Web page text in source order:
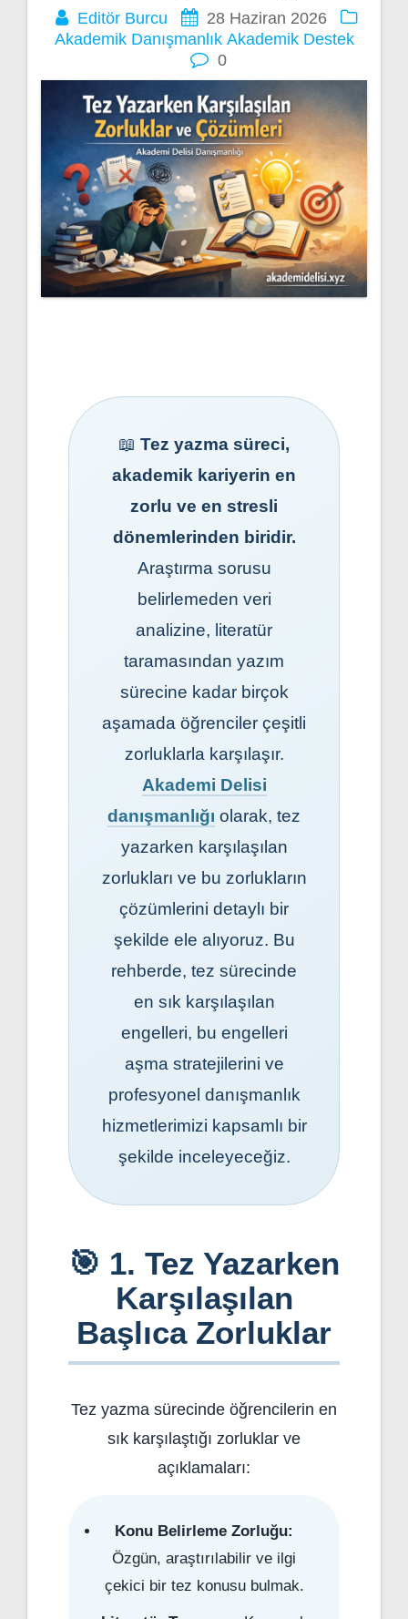
Editör Burcu
28 Haziran 2026
Akademik Danışmanlık Akademik Destek
0
📖 Tez yazma süreci,
akademik kariyerin en
zorlu ve en stresli
dönemlerinden biridir.
Araştırma sorusu
belirlemeden veri
analizine, literatür
taramasından yazım
sürecine kadar birçok
aşamada öğrenciler çeşitli
zorluklarla karşılaşır.
Akademi Delisi
danışmanlığı olarak, tez
yazarken karşılaşılan
zorlukları ve bu zorlukların
çözümlerini detaylı bir
şekilde ele alıyoruz. Bu
rehberde, tez sürecinde
en sık karşılaşılan
engelleri, bu engelleri
aşma stratejilerini ve
profesyonel danışmanlık
hizmetlerimizi kapsamlı bir
şekilde inceleyeceğiz.
🎯 1. Tez Yazarken
Karşılaşılan
Başlıca Zorluklar
Tez yazma sürecinde öğrencilerin en
sık karşılaştığı zorluklar ve
açıklamaları:
Konu Belirleme Zorluğu:
Özgün, araştırılabilir ve ilgi
çekici bir tez konusu bulmak.